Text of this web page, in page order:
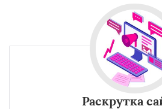
Раскрутка